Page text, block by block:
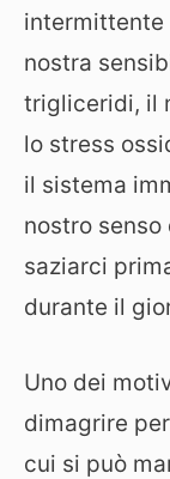
intermittente
nostra
trigliceridi, il
lo stress
il sistema
nostro
saziarci
durante il
Uno dei
dimagrire
cui si può